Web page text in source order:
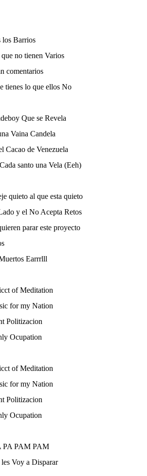
los Barrios
no tienen Varios
comentarios
tienes lo que ellos No
Que se Revela
Vaina Candela
Cacao de Venezuela
santo una Vela (Eeh)
quieto al que esta quieto
y el No Acepta Retos
parar este proyecto
Earrrlll
of Meditation
for my Nation
Politizacion
Ocupation
of Meditation
for my Nation
Politizacion
Ocupation
PA PAM PAM
Voy a Disparar